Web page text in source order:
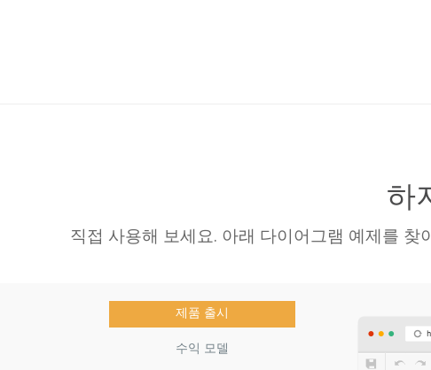
하
직접 사용해 보세요. 아래 다이어그램 예제를
제품 출시
수익 모델